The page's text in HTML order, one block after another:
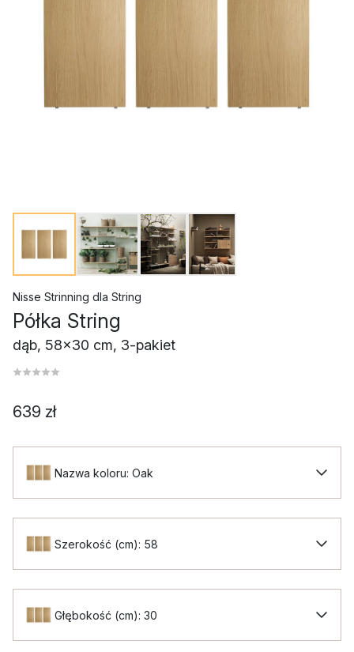
Nisse Strinning dla String
Półka String
dąb, 58x30 cm, 3-pakiet
639 zł
Nazwa koloru: Oak
Szerokość (cm): 58
Głębokość (cm): 30